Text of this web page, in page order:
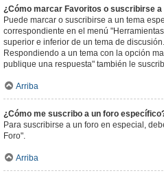
¿Cómo marcar Favoritos o suscribirse
Puede marcar o suscribirse a un tema
correspondiente en el menú
superior e inferior de un tema de discusión.
Respondiendo a un tema con la opción
publique una respuesta" también le
Arriba
¿Cómo me suscribo a un foro
Para suscribirse a un foro en especial,
Foro".
Arriba